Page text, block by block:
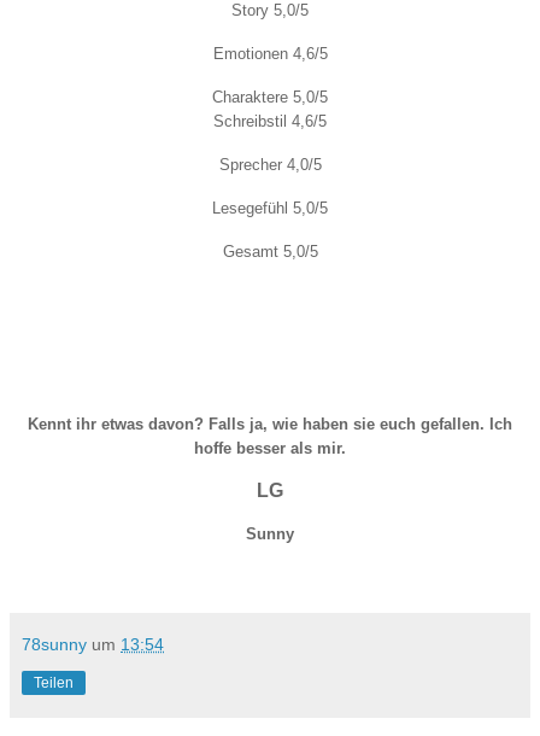
Story 5,0/5
Emotionen 4,6/5
Charaktere 5,0/5
Schreibstil 4,6/5
Sprecher 4,0/5
Lesegefühl 5,0/5
Gesamt 5,0/5
Kennt ihr etwas davon? Falls ja, wie haben sie euch gefallen. Ich
hoffe besser als mir.
LG
Sunny
78sunny um 13:54
Teilen